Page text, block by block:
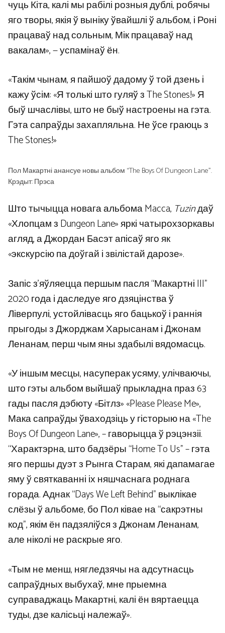
чуць Кіта, калі мы рабілі розныя дублі, робячы
яго творы, якія ў выніку ўвайшлі ў альбом, і Роні
працаваў над сольным, Мік працаваў над
вакалам», — успамінаў ён.
«Такім чынам, я пайшоў дадому ў той дзень і
кажу ўсім: «Я толькі што гуляў з The Stones!» Я
быў шчаслівы, што не быў настроены на гэта.
Гэта сапраўды захапляльна. Не ўсе граюць з
The Stones!»
Пол Макартні анансуе новы альбом “The Boys Of Dungeon Lane”.
Крэдыт: Прэса
Што тычыцца новага альбома Macca, Tuzinдаў
«Хлопцам з Dungeon Lane» яркі чатырохзоркавы
агляд, а Джордан Басэт апісаў яго як
«экскурсію па доўгай і звілістай дарозе».
Запіс з’яўляецца першым пасля “Макартні III”
2020 года і даследуе яго дзяцінства ў
Ліверпулі, устойлівасць яго бацькоў і раннія
прыгоды з Джорджам Харысанам і Джонам
Ленанам, перш чым яны здабылі вядомасць.
«У іншым месцы, насуперак усяму, улічваючы,
што гэты альбом выйшаў прыкладна праз 63
гады пасля дэбюту «Бітлз» «Please Please Me»,
Мака сапраўды ўваходзіць у гісторыю на «The
Boys Of Dungeon Lane», – гаворыцца ў рэцэнзіі.
“Характэрна, што бадзёры “Home To Us” – гэта
яго першы дуэт з Рынга Старам, які дапамагае
яму ў святкаванні іх няшчаснага роднага
горада. Аднак “Days We Left Behind” выклікае
слёзы ў альбоме, бо Пол ківае на “сакрэтны
код”, якім ён падзяліўся з Джонам Ленанам,
але ніколі не раскрые яго.
«Тым не менш, нягледзячы на ​​адсутнасць
сапраўдных выбухаў, мне прыемна
суправаджаць Макартні, калі ён вяртаецца
туды, дзе калісьці належаў».